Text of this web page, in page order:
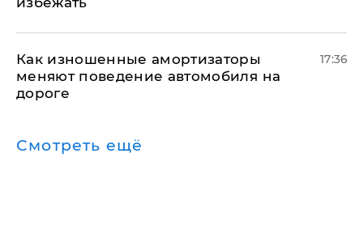
Как изношенные амортизаторы
меняют поведение автомобиля на
дороге
17:36
Смотреть ещё